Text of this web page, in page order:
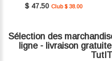
$ 47.50 Club $ 38.00
Sélection des
ligne - livraison